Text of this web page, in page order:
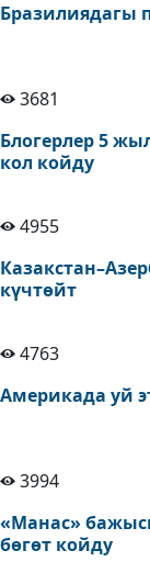
Бразилиядагы
3681
Блогерлер 5
кол койду
4955
күчтөйт
4763
Америкада уй
3994
«Манас»
бөгөт койду